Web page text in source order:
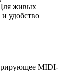
живых
удобство
MIDI-